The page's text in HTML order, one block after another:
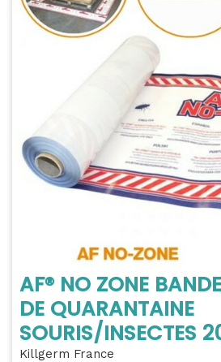
AF® NO ZONE
DE QUARANTAINE
SOURIS/INSECTES
Killgerm France